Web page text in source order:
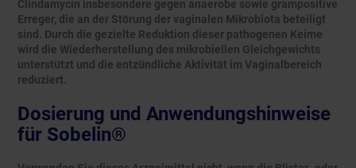
Clindamycin insbesondere gegen anaerobe sowie grampositive
Erreger, die an der Störung der vaginalen Mikrobiota beteiligt
sind. Durch die gezielte Reduktion dieser pathogenen Keime
wird die Wiederherstellung des mikrobiellen Gleichgewichts
unterstützt und die entzündliche Aktivität im Vaginalbereich
reduziert.
Dosierung und Anwendungshinweise
für Sobelin®